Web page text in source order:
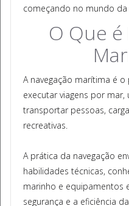
começando no mundo da
O Que é
A navegação marítima é
executar viagens por
transportar pessoas,
recreativas.
A prática da navegação
habilidades técnicas,
marinho e equipamentos
segurança e a eficiência